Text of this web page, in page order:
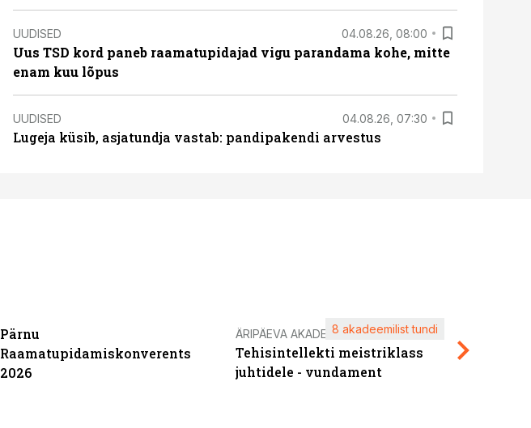
UUDISED 04.08.26, 08:00
Uus TSD kord paneb raamatupidajad vigu parandama kohe, mitte
enam kuu lõpus
UUDISED 04.08.26, 07:30
Lugeja küsib, asjatundja vastab: pandipakendi arvestus
Pärnu
Raamatupidamiskonverents
2026
ÄRIPÄEVA AKADEEMIA
Tehisintellekti meistriklass
juhtidele - vundament
8 akadeemilist tundi